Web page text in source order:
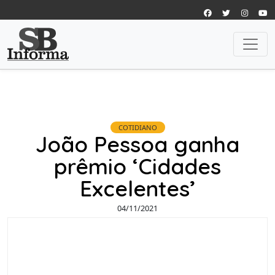
COTIDIANO
João Pessoa ganha
prêmio ‘Cidades
Excelentes’
04/11/2021